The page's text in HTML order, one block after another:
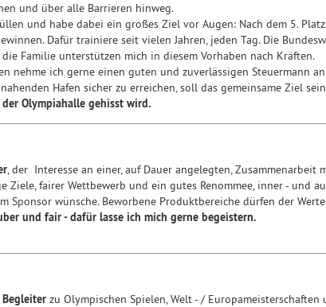
und über alle Barrieren hinweg.
und habe dabei ein großes Ziel vor Augen: Nach dem 5.
Dafür trainiere seit vielen Jahren, jeden Tag. Die
Familie unterstützen mich in diesem Vorhaben nach Kräften.
nehme ich gerne einen guten und zuverlässigen Steuermann
Hafen sicher zu erreichen, soll das gemeinsame Ziel
Olympiahalle gehisst wird.
, der Interesse an einer, auf Dauer angelegten, Zusammenarbeit
Ziele, fairer Wettbewerb und ein gutes Renommee, inner - und
Sponsor wünsche. Beworbene Produktbereiche dürfen der
und fair - dafür lasse ich mich gerne begeistern.
Begleiter zu Olympischen Spielen, Welt - /